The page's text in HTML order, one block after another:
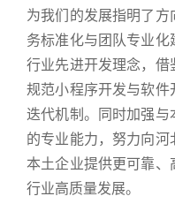
为我们的发展指明了
务标准化与团队专业
行业先进开发理念，借
规范小程序开发与软
迭代机制。同时加强与
的专业能力，努力向
本土企业提供更可靠
行业高质量发展。